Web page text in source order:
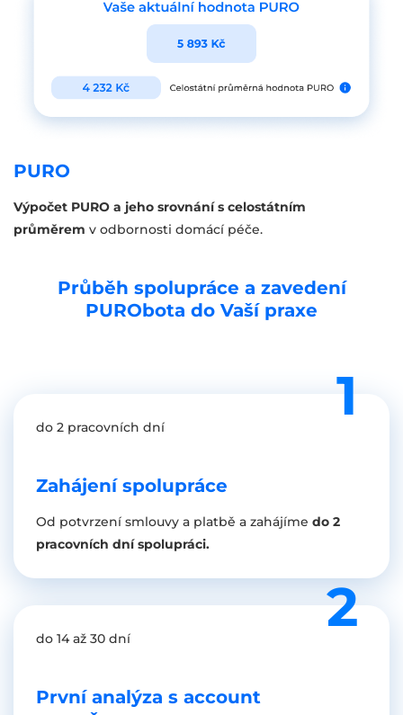
PURO
Výpočet PURO a jeho srovnání s celostátním
průměrem v odbornosti domácí péče.
Průběh spolupráce a zavedení
PURObota do Vaší praxe
do 2 pracovních dní
Zahájení spolupráce
Od potvrzení smlouvy a platbě a zahájíme do 2
pracovních dní spolupráci.
do 14 až 30 dní
První analýza s account